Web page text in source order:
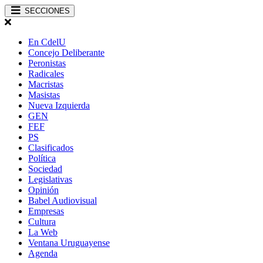
SECCIONES
En CdelU
Concejo Deliberante
Peronistas
Radicales
Macristas
Masistas
Nueva Izquierda
GEN
FEF
PS
Clasificados
Política
Sociedad
Legislativas
Opinión
Babel Audiovisual
Empresas
Cultura
La Web
Ventana Uruguayense
Agenda